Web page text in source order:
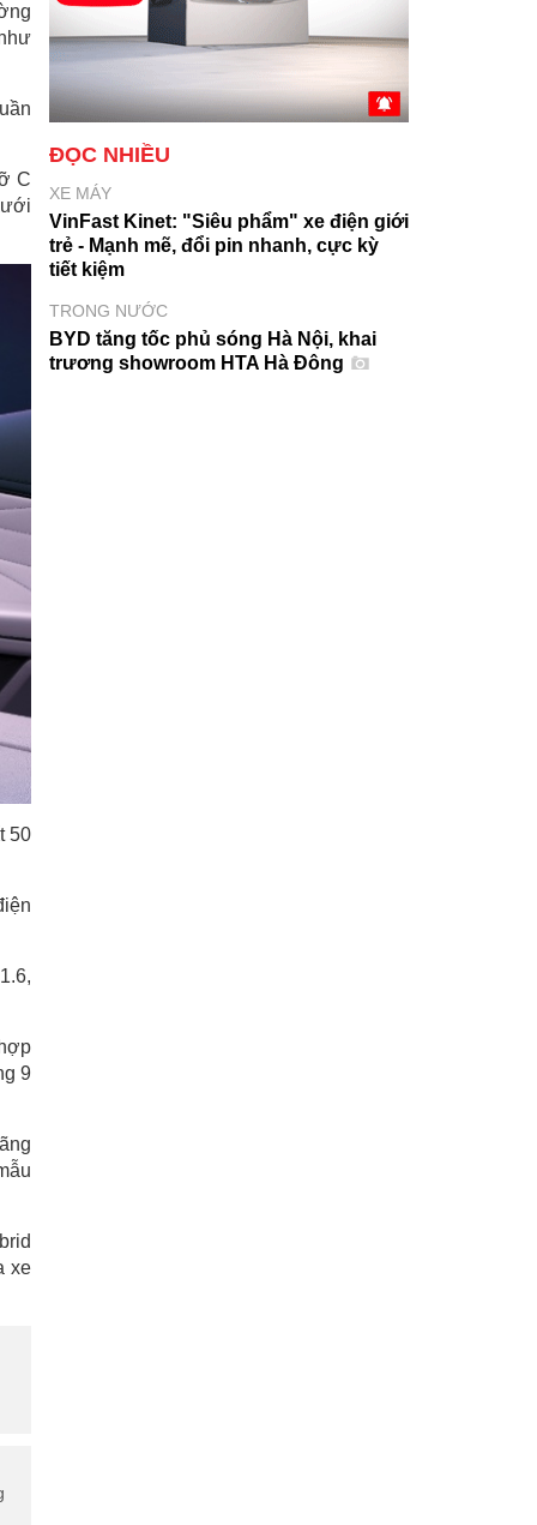
C
50
9
xe
ĐỌC NHIỀU
XE MÁY
VinFast Kinet: "Siêu phẩm" xe điện giới
trẻ - Mạnh mẽ, đổi pin nhanh, cực kỳ
tiết kiệm
TRONG NƯỚC
BYD tăng tốc phủ sóng Hà Nội, khai
trương showroom HTA Hà Đông